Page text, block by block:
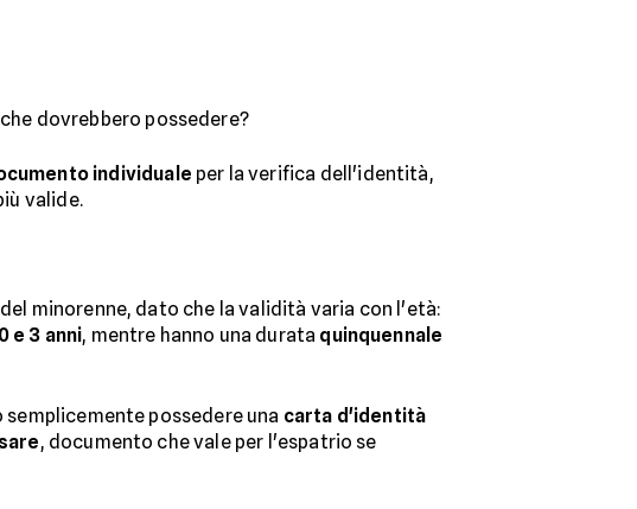
dovrebbero possedere?
individuale per la verifica dell'identità,
valide.
minorenne, dato che la validità varia con l'età:
e 3 anni, mentre hanno una durata quinquennale
possedere una carta d'identità
, documento che vale per l'espatrio se